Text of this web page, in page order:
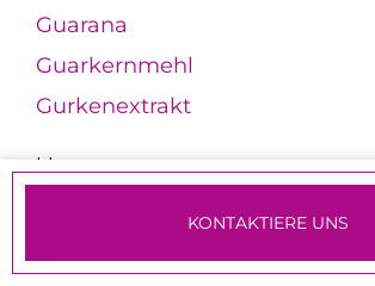
Guarana
Guarkernmehl
Gurkenextrakt
H
TERMINE & ANMELDUNG
KONTAKTIERE UNS